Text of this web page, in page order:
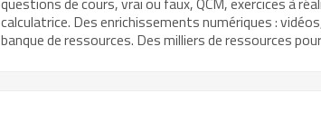
calculatrice. Des enrichissements numériques :
banque de ressources. Des milliers de ressources